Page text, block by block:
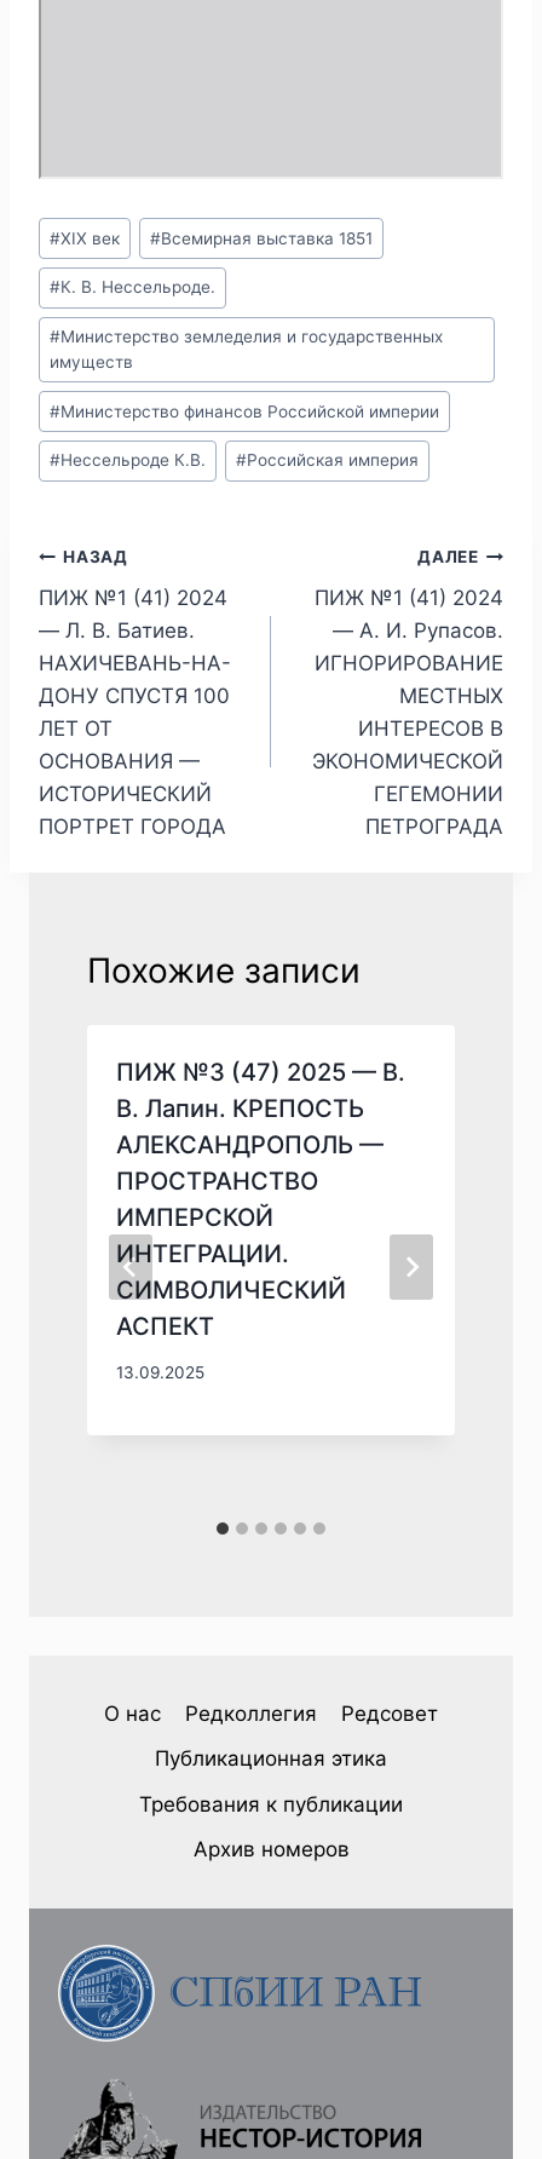
Метки
записи:
#XIX век #Всемирная выставка 1851
#К. В. Нессельроде.
#Министерство земледелия и государственных
имуществ
#Министерство финансов Российской империи
#Нессельроде К.В. #Российская империя
Навигация
по
записям
НАЗАД
ПИЖ №1 (41) 2024
— Л. В. Батиев.
НАХИЧЕВАНЬ-НА-
ДОНУ СПУСТЯ 100
ЛЕТ ОТ
ОСНОВАНИЯ —
ИСТОРИЧЕСКИЙ
ПОРТРЕТ ГОРОДА
ДАЛЕЕ
ПИЖ №1 (41) 2024
— А. И. Рупасов.
ИГНОРИРОВАНИЕ
МЕСТНЫХ
ИНТЕРЕСОВ В
ЭКОНОМИЧЕСКОЙ
ГЕГЕМОНИИ
ПЕТРОГРАДА
Похожие записи
ПИЖ №3 (47) 2025 — В.
В. Лапин. КРЕПОСТЬ
АЛЕКСАНДРОПОЛЬ —
ПРОСТРАНСТВО
ИМПЕРСКОЙ
ИНТЕГРАЦИИ.
СИМВОЛИЧЕСКИЙ
АСПЕКТ
13.09.2025
О нас Редколлегия
Редсовет
Публикационная этика
Требования к публикации
Архив номеров